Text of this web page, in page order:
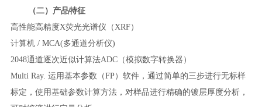
（二）产品特征
高性能高精度X荧光光谱仪（XRF）
计算机/ MCA(多通道分析仪)
2048通道逐次近似计算法ADC（模拟数字转换器）
Multi Ray. 运用基本参数（FP）软件，通过简单的三步进行无标样
标定，使用基础参数计算方法，对样品进行精确的镀层厚度分析，